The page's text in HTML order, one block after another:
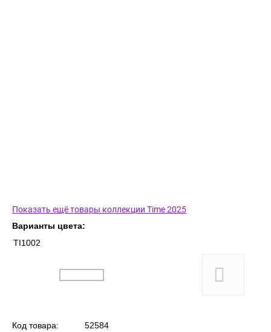
Показать ещё товары коллекции Time 2025
Варианты цвета:
TI1002
Код товара: 52584